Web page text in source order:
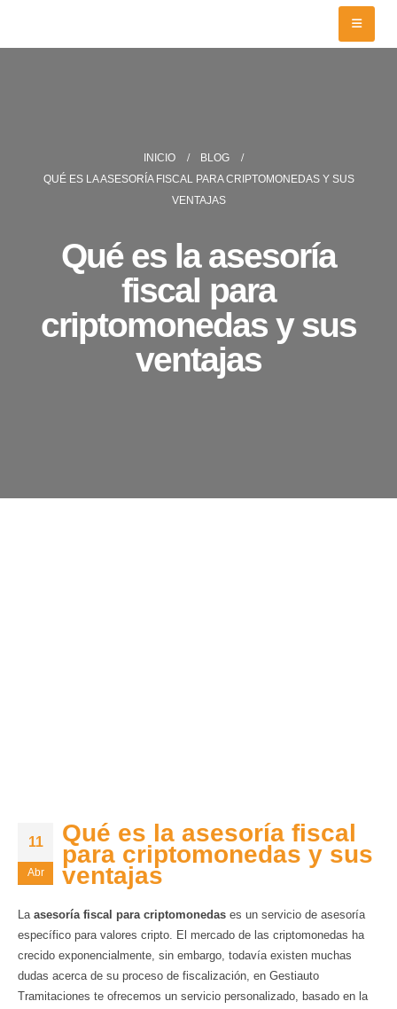
INICIO
BLOG
QUÉ ES LA ASESORÍA FISCAL PARA CRIPTOMONEDAS Y SUS
VENTAJAS
Qué es la asesoría
fiscal para
criptomonedas y sus
ventajas
11
Abr
Qué es la asesoría fiscal
para criptomonedas y sus
ventajas
La asesoría fiscal para criptomonedas es un servicio de asesoría
específico para valores cripto. El mercado de las criptomonedas ha
crecido exponencialmente, sin embargo, todavía existen muchas
dudas acerca de su proceso de fiscalización, en Gestiauto
Tramitaciones te ofrecemos un servicio personalizado, basado en la